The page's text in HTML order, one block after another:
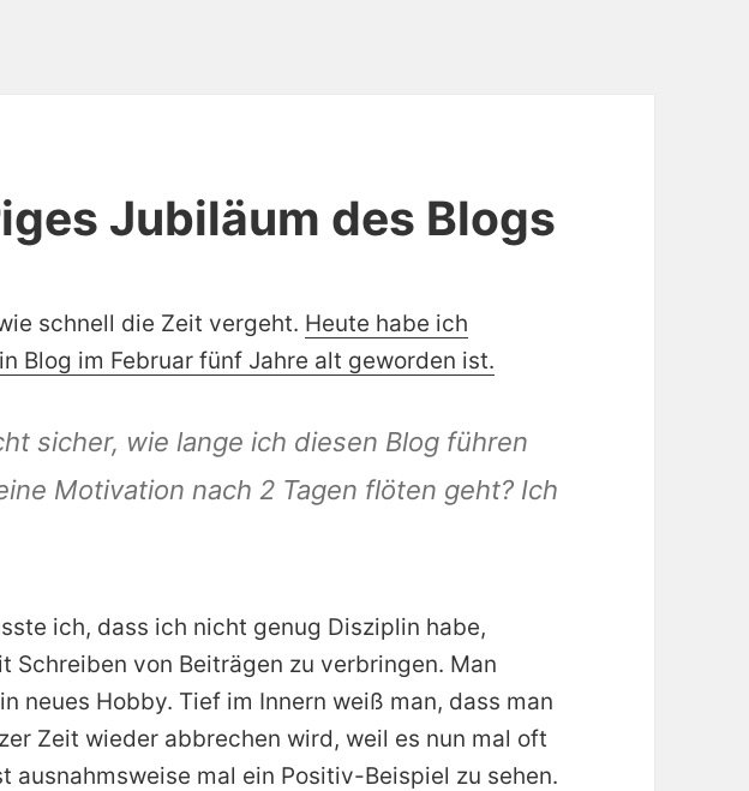
Jubiläum des Blogs
schnell die Zeit vergeht. Heute habe ich
Blog im Februar fünf Jahre alt geworden ist.
sicher, wie lange ich diesen Blog führen
Motivation nach 2 Tagen flöten geht? Ich
ich, dass ich nicht genug Disziplin habe,
Schreiben von Beiträgen zu verbringen. Man
neues Hobby. Tief im Innern weiß man, dass man
Zeit wieder abbrechen wird, weil es nun mal oft
ausnahmsweise mal ein Positiv-Beispiel zu sehen.